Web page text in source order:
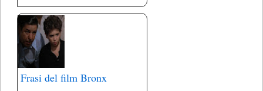
Frasi del film Bronx